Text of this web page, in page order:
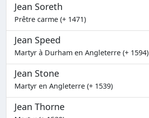
Jean Soreth
Prêtre carme (+ 1471)
Jean Speed
Martyr à Durham en Angleterre (+ 1594)
Jean Stone
Martyr en Angleterre (+ 1539)
Jean Thorne